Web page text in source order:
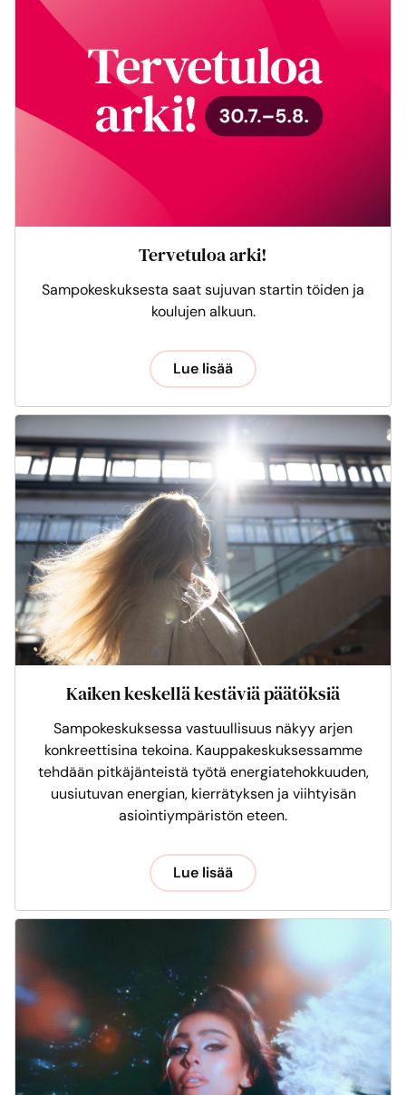
Tervetuloa arki!
Sampokeskuksesta saat sujuvan startin töiden ja
koulujen alkuun.
Lue lisää
Kaiken keskellä kestäviä päätöksiä
Sampokeskuksessa vastuullisuus näkyy arjen
konkreettisina tekoina. Kauppakeskuksessamme
tehdään pitkäjänteistä työtä energiatehokkuuden,
uusiutuvan energian, kierrätyksen ja viihtyisän
asiointiympäristön eteen.
Lue lisää